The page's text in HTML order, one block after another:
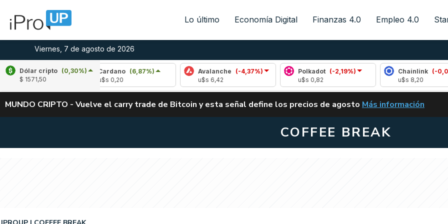
Lo último Economía Digital Finanzas 4.0 Empleo 4.0
Viernes, 7 de agosto de 2026
Dólar cripto (0,30%)
$ 1571,50
Cardano
(6,87%)
Avalanche (-4,37%)
Polkadot
(-2,19%)
Chainlink
(-0,01%)
ALERTA
MUNDO CRIPTO - Vuelve el carry trade de Bitcoin y esta señal define los precios de agosto VUELVE EL CARRY
Más información
COFFEE BREAK